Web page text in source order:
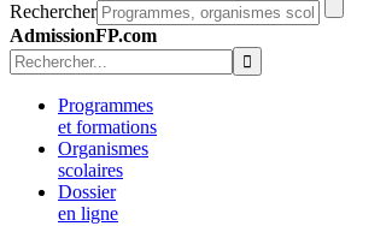
Rechercher
AdmissionFP.com
Programmes
et formations
Organismes
scolaires
Dossier
en ligne